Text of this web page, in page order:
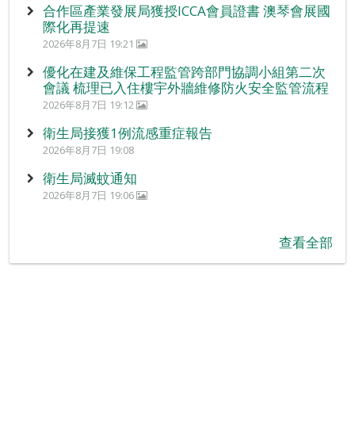
合作區產業發展局獲授ICCA會員證書 澳琴會展國
際化再提速
2026年8月7日 19:21
優化在建及維保工程監管跨部門協調小組第二次
會議 梳理已入住樓宇外牆維修防火安全監管流程
2026年8月7日 19:12
衛生局接獲1例流感重症報告
2026年8月7日 19:08
衛生局滅蚊通知
2026年8月7日 19:06
查看全部